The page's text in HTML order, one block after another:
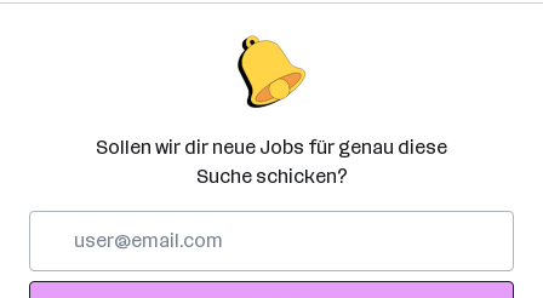
Sollen wir dir neue Jobs für genau diese
Suche schicken?
Adresse